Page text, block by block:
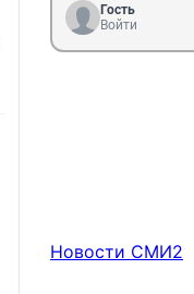
Гость
Войти
Новости СМИ2